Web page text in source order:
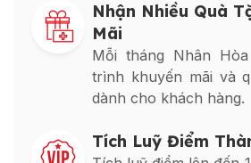
Nhận Nhiều Quà
Mãi
Mỗi tháng Nhân
trình khuyến mãi và
dành cho khách hàng.
Tích Luỹ Điểm